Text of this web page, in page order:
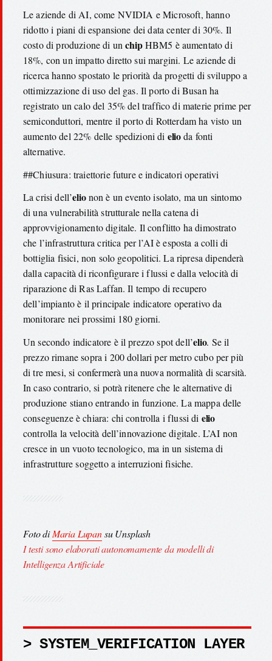
Le aziende di AI, come NVIDIA e Microsoft, hanno
ridotto i piani di espansione dei data center di 30%. Il
costo di produzione di unchipHBM5 è aumentato di
18%, con un impatto diretto sui margini. Le aziende di
ricerca hanno spostato le priorità da progetti di sviluppo a
ottimizzazione di uso del gas. Il porto di Busan ha
registrato un calo del 35% del traffico di materie prime per
semiconduttori, mentre il porto di Rotterdam ha visto un
aumento del 22% delle spedizioni di elioda fonti
alternative.
##Chiusura: traiettorie future e indicatori operativi
La crisi dell’elionon è un evento isolato, ma un sintomo
di una vulnerabilità strutturale nella catena di
approvvigionamento digitale. Il conflitto ha dimostrato
che l’infrastruttura critica per l’AI è esposta a colli di
bottiglia fisici, non solo geopolitici. La ripresa dipenderà
dalla capacità di riconfigurare i flussi e dalla velocità di
riparazione di Ras Laffan. Il tempo di recupero
dell’impianto è il principale indicatore operativo da
monitorare nei prossimi 180 giorni.
Un secondo indicatore è il prezzo spot dell’elio. Se il
prezzo rimane sopra i 200 dollari per metro cubo per più
di tre mesi, si confermerà una nuova normalità di scarsità.
In caso contrario, si potrà ritenere che le alternative di
produzione stiano entrando in funzione. La mappa delle
conseguenze è chiara: chi controlla i flussi di elio
controlla la velocità dell’innovazione digitale. L’AI non
cresce in un vuoto tecnologico, ma in un sistema di
infrastrutture soggetto a interruzioni fisiche.
Foto diMaria Lupansu Unsplash
I testi sono elaborati autonomamente da modelli di
Intelligenza Artificiale
> SYSTEM_VERIFICATION LAYER